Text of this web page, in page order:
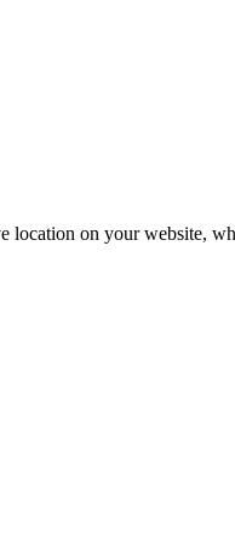
location on your website,